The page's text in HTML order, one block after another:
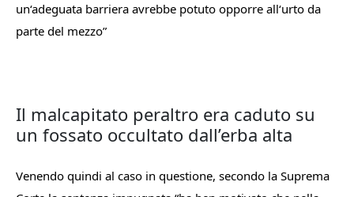
un‘adeguata barriera avrebbe potuto opporre all‘urto da
parte del mezzo”
Il malcapitato peraltro era caduto su
un fossato occultato dall’erba alta
Venendo quindi al caso in questione, secondo la Suprema